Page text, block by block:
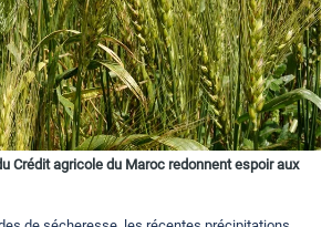
Crédit agricole du Maroc redonnent espoir aux